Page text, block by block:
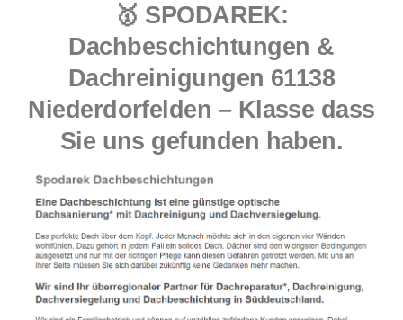
🥇 SPODAREK:
Dachbeschichtungen &
Dachreinigungen 61138
Niederdorfelden – Klasse dass
Sie uns gefunden haben.